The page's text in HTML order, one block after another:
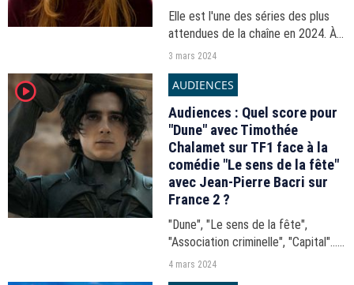
Elle est l'une des séries des plus
attendues de la chaîne en 2024. À
partir du 18 mars, Canal+ dévoile sa
Fièvre". Un show créé par le père
de "Baron...
3 mars 2024
player2 AUDIENCES
Audiences : Quel score pour
"Dune" avec Timothée
Chalamet sur TF1 face à la
comédie "Le sens de la fête"
avec Jean-Pierre Bacri sur
France 2 ?
"Dune", "Le sens de la fête",
"Association criminelle", "Capital"...
Les audiences de la soirée du
4 mars 2024